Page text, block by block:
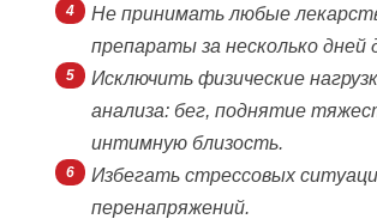
Не принимать любые
препараты за несколько дней
Исключить физические
анализа: бег, поднятие
интимную близость.
Избегать стрессовых
перенапряжений.